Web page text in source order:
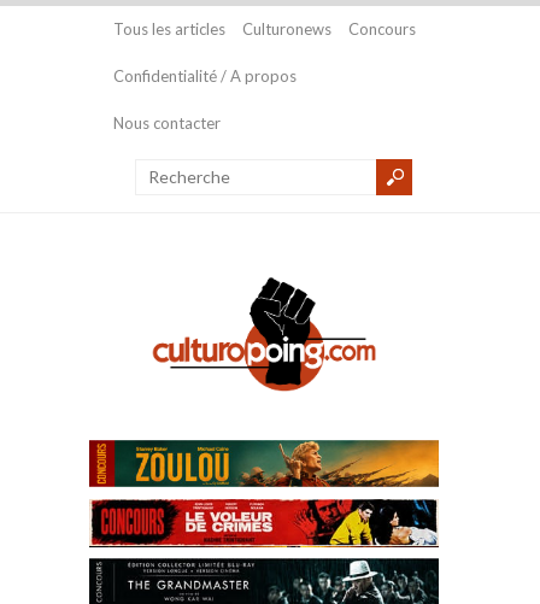
Tous les articles Culturonews Concours
Confidentialité / A propos
Nous contacter